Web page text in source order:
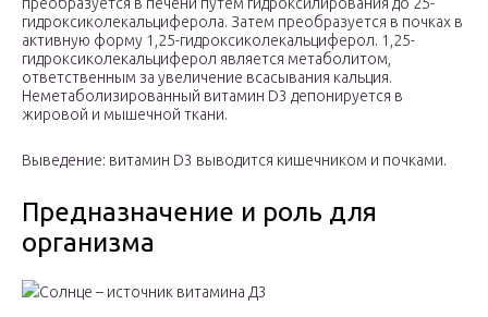
гидроксиколекальциферола. Затем преобразуется в почках в
активную форму 1,25-гидроксиколекальциферол. 1,25-
гидроксиколекальциферол является метаболитом,
ответственным за увеличение всасывания кальция.
Неметаболизированный витамин D3 депонируется в
жировой и мышечной ткани.
Выведение: витамин D3 выводится кишечником и почками.
Предназначение и роль для
организма
Солнце – источник витамина Д3